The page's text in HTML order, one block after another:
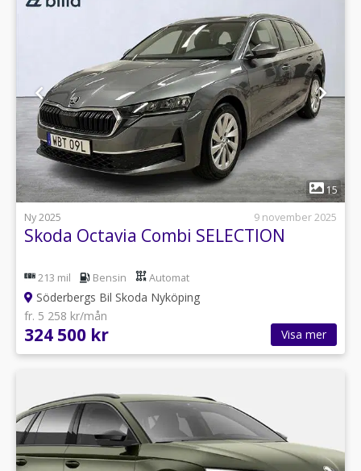
1
15
Ny 2025
9 november 2025
Skoda Octavia Combi SELECTION
213 mil Bensin Automat
Söderbergs Bil Skoda Nyköping
fr. 5 258 kr/mån
324 500 kr Visa mer